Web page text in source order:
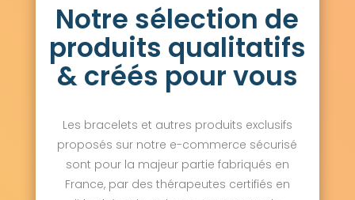
Notre sélection de
produits qualitatifs
& créés pour vous
Les bracelets et autres produits exclusifs
proposés sur notre e-commerce sécurisé
sont pour la majeur partie fabriqués en
France, par des thérapeutes certifiés en